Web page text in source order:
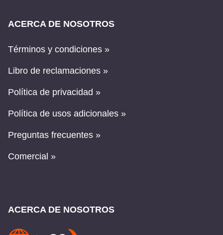
ACERCA DE NOSOTROS
Términos y condiciones »
Libro de reclamaciones »
Política de privacidad »
Política de usos adicionales »
Preguntas frecuentes »
Comercial »
ACERCA DE NOSOTROS